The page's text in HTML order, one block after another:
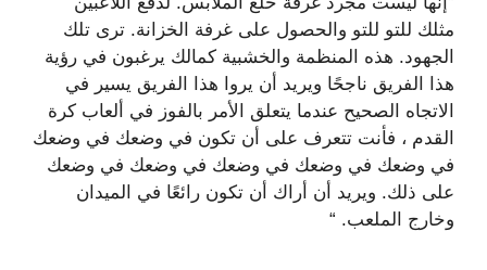
مثلك للتو للتو والحصول على غرفة الخزانة. ترى تلك
الجهود. هذه المنظمة والخشبية كمالك يرغبون في رؤية
هذا الفريق ناجحًا ويريد أن يروا هذا الفريق يسير في
الاتجاه الصحيح عندما يتعلق الأمر بالفوز في ألعاب كرة
القدم ، فأنت تتعرف على أن تكون في وضعك في وضعك
في وضعك في وضعك في وضعك في وضعك في وضعك
على ذلك. ويريد أن أراك أن تكون رائعًا في الميدان
وخارج الملعب. “